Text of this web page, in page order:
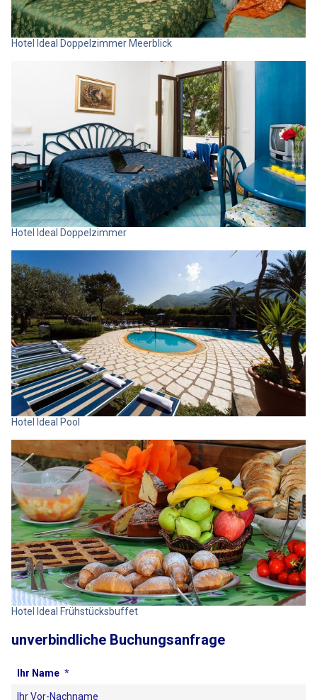
Hotel Ideal Doppelzimmer Meerblick
Hotel Ideal Doppelzimmer
Hotel Ideal Pool
Hotel Ideal Frühstücksbuffet
unverbindliche Buchungsanfrage
Ihr Name